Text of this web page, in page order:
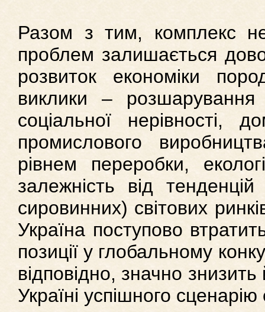
Разом з тим, комплекс
проблем залишається
розвиток економіки
виклики – розшарування
соціальної нерівності,
промислового
рівнем переробки,
залежність від
сировинних) світових
Україна поступово
позиції у глобальному
відповідно, значно знизить
Україні успішного